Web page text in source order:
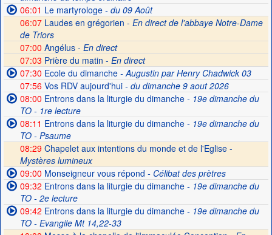
06:01 Le martyrologe- du 09 Août
06:07Laudes en grégorien - En direct de l'abbaye Notre-Dame
de Triors
07:00 Angélus - En direct
07:03 Prière du matin - En direct
07:30 Ecole du dimanche- Augustin par Henry Chadwick 03
07:56Vos RDV aujourd'hui- du dimanche 9 aout 2026
08:00 Entrons dans la liturgie du dimanche- 19e dimanche du
TO - 1re lecture
08:11 Entrons dans la liturgie du dimanche- 19e dimanche du
TO - Psaume
08:29 Chapelet aux intentions du monde et de l'Eglise -
Mystères lumineux
09:00 Monseigneur vous répond - Célibat des prètres
09:32 Entrons dans la liturgie du dimanche- 19e dimanche du
TO - 2e lecture
09:42 Entrons dans la liturgie du dimanche- 19e dimanche du
TO - Evangile Mt 14,22-33